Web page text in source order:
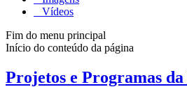
Vídeos
Fim do menu principal
Início do conteúdo da página
Projetos e Programas da